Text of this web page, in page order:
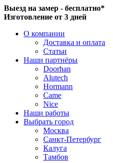
Выезд на замер - бесплатно*
Изготовление от 3 дней
О компании
Доставка и оплата
Статьи
Наши партнёры
Doorhan
Alutech
Hormann
Came
Nice
Наши работы
Выбрать город
Москва
Санкт-Петербург
Калуга
Тамбов